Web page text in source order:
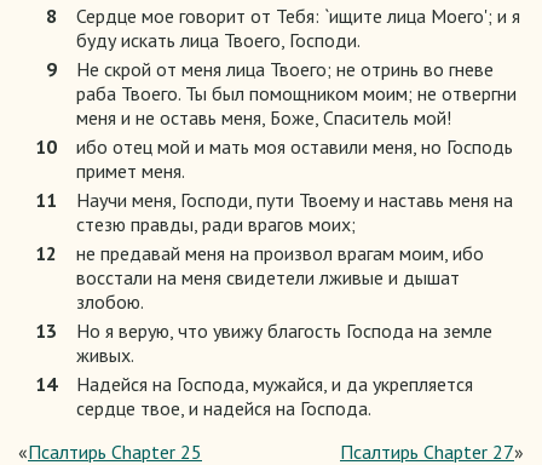
8
Сердце мое говорит от Тебя: `ищите лица Моего'; и я
буду искать лица Твоего, Господи.
9
Не скрой от меня лица Твоего; не отринь во гневе
раба Твоего. Ты был помощником моим; не отвергни
меня и не оставь меня, Боже, Спаситель мой!
10
ибо отец мой и мать моя оставили меня, но Господь
примет меня.
11
Научи меня, Господи, пути Твоему и наставь меня на
стезю правды, ради врагов моих;
12
не предавай меня на произвол врагам моим, ибо
восстали на меня свидетели лживые и дышат
злобою.
13
Но я верую, что увижу благость Господа на земле
живых.
14
Надейся на Господа, мужайся, и да укрепляется
сердце твое, и надейся на Господа.
«Псалтирь Chapter 25 Псалтирь Chapter 27»